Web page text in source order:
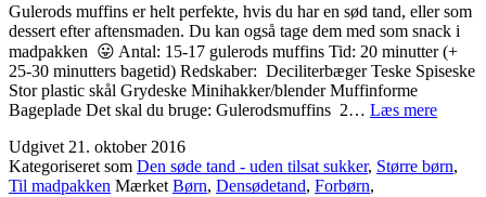
Gulerods muffins er helt perfekte, hvis du har en sød tand, eller som
dessert efter aftensmaden. Du kan også tage dem med som snack i
madpakken 😛 Antal: 15-17 gulerods muffins Tid: 20 minutter (+
25-30 minutters bagetid) Redskaber: Deciliterbæger Teske Spiseske
Stor plastic skål Grydeske Minihakker/blender Muffinforme
Bageplade Det skal du bruge: Gulerodsmuffins 2… Læs mere
Udgivet 21. oktober 2016
Kategoriseret som Den søde tand - uden tilsat sukker, Større børn,
Til madpakken Mærket Børn, Densødetand, Forbørn,